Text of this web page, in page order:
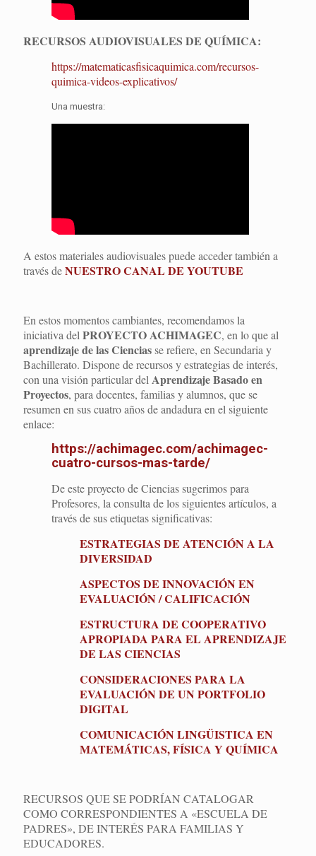
RECURSOS AUDIOVISUALES DE QUÍMICA:
https://matematicasfisicaquimica.com/recursos-
quimica-videos-explicativos/
Una muestra:
A estos materiales audiovisuales puede acceder también a
través deNUESTRO CANAL DE YOUTUBE
En estos momentos cambiantes, recomendamos la
iniciativa del PROYECTO ACHIMAGEC, en lo que al
aprendizaje de las Cienciasse refiere, en Secundaria y
Bachillerato. Dispone de recursos y estrategias de interés,
con una visión particular del Aprendizaje Basado en
Proyectos, para docentes, familias y alumnos, que se
resumen en sus cuatro años de andadura en el siguiente
enlace:
https://achimagec.com/achimagec-
cuatro-cursos-mas-tarde/
De este proyecto de Ciencias sugerimos para
Profesores, la consulta de los siguientes artículos, a
través de sus etiquetas significativas:
ESTRATEGIAS DE ATENCIÓN A LA
DIVERSIDAD
ASPECTOS DE INNOVACIÓN EN
EVALUACIÓN / CALIFICACIÓN
ESTRUCTURA DE COOPERATIVO
APROPIADA PARA EL APRENDIZAJE
DE LAS CIENCIAS
CONSIDERACIONES PARA LA
EVALUACIÓN DE UN PORTFOLIO
DIGITAL
COMUNICACIÓN LINGÜISTICA EN
MATEMÁTICAS, FÍSICA Y QUÍMICA
RECURSOS QUE SE PODRÍAN CATALOGAR
COMO CORRESPONDIENTES A «ESCUELA DE
PADRES», DE INTERÉS PARA FAMILIAS Y
EDUCADORES.